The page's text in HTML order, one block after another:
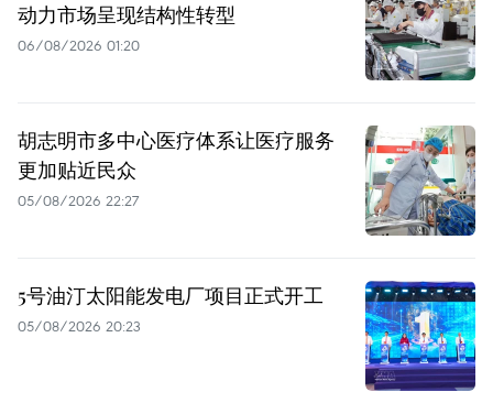
动力市场呈现结构性转型
06/08/2026 01:20
胡志明市多中心医疗体系让医疗服务
更加贴近民众
05/08/2026 22:27
5号油汀太阳能发电厂项目正式开工
05/08/2026 20:23